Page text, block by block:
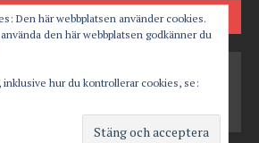
Den här webbplatsen använder cookies.
den här webbplatsen godkänner du
inklusive hur du kontrollerar cookies, se: